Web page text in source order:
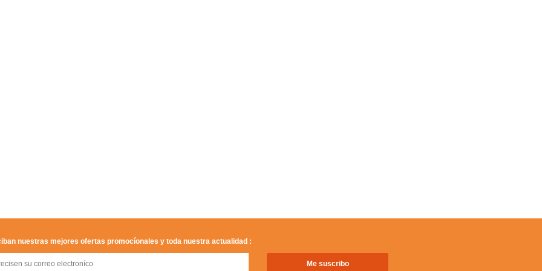
nuestras mejores ofertas promocíonales y toda nuestra actualidad :